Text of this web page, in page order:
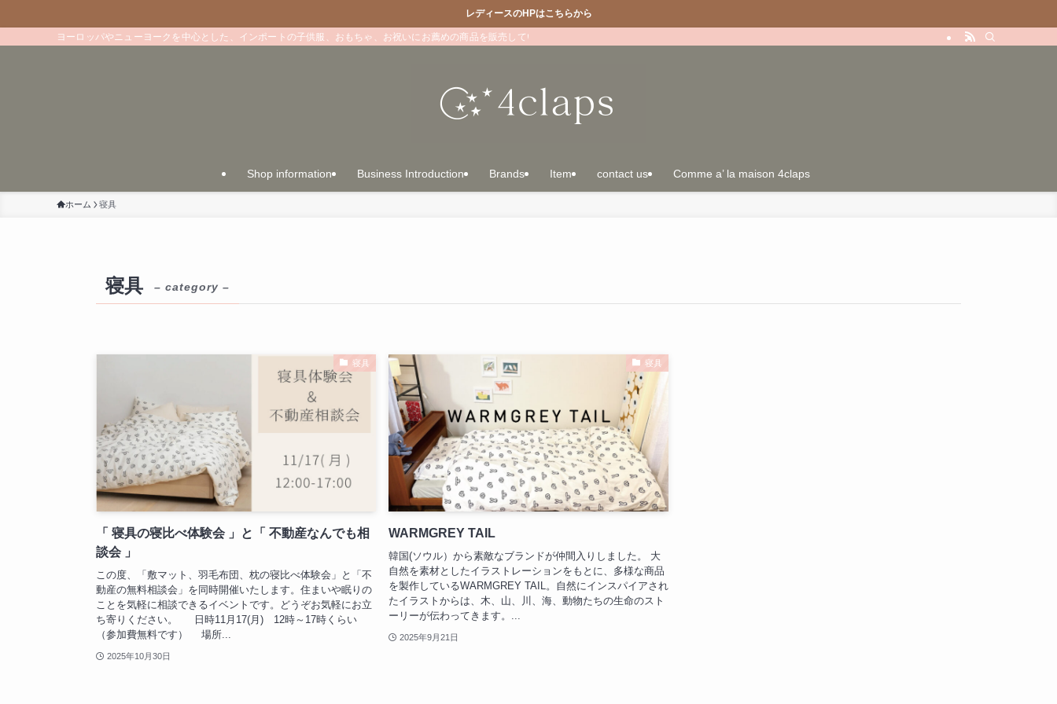
レディースのHPはこちらから
ヨーロッパやニューヨークを中心とした、インポートの子供服、おもちゃ、お祝いにお薦めの商品を販売しています。マリメッコ壁紙を使ったリフォームのご提案も！
Shop information Business Introduction Brands Item contact us Comme a’ la maison 4claps
ホーム 寝具
寝具 – category –
寝具
「 寝具の寝比べ体験会 」と「 不動産なんでも相
談会 」
この度、「敷マット、羽毛布団、枕の寝比べ体験会」と「不
動産の無料相談会」を同時開催いたします。住まいや眠りの
ことを気軽に相談できるイベントです。どうぞお気軽にお立
ち寄りください。 日時11月17(月) 12時～17時くらい
（参加費無料です） 場所...
2025年10月30日
寝具
WARMGREY TAIL
韓国(ソウル）から素敵なブランドが仲間入りしました。 大
自然を素材としたイラストレーションをもとに、多様な商品
を製作しているWARMGREY TAIL。自然にインスパイアされ
たイラストからは、木、山、川、海、動物たちの生命のスト
ーリーが伝わってきます。...
2025年9月21日